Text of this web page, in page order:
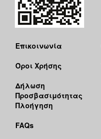
Επικοινωνία
Όροι Χρήσης
Δήλωση
Προσβασιμότητας
Πλοήγηση
FAQs